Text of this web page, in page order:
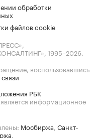
обработки
файлов cookie
1995–2026.
воспользовавшись
РБК
информационное
Мосбиржа, Санкт-
.